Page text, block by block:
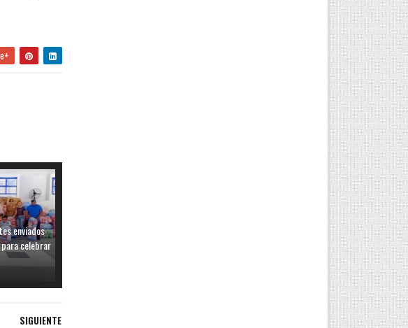
enviados
celebrar
SIGUIENTE